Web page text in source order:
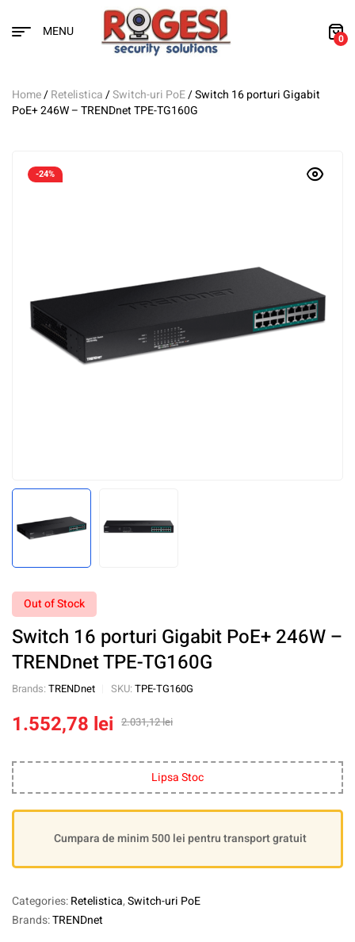
MENU 0
Home/Retelistica/Switch-uri PoE/ Switch 16 porturi Gigabit
PoE+ 246W – TRENDnet TPE-TG160G
-24%
Out of Stock
Switch 16 porturi Gigabit PoE+ 246W –
TRENDnet TPE-TG160G
Brands: TRENDnet SKU: TPE-TG160G
2.031,12lei
1.552,78 lei
Lipsa Stoc
Cumpara de minim 500 lei pentru transport gratuit
Categories:Retelistica,Switch-uri PoE
Brands:TRENDnet